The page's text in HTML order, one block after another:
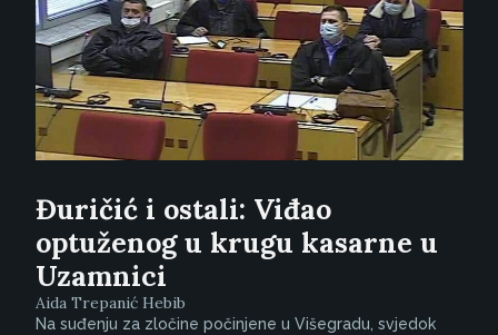
Đuričić i ostali: Viđao
optuženog u krugu kasarne u
Uzamnici
Aida Trepanić Hebib
Na suđenju za zločine počinjene u Višegradu, svjedok